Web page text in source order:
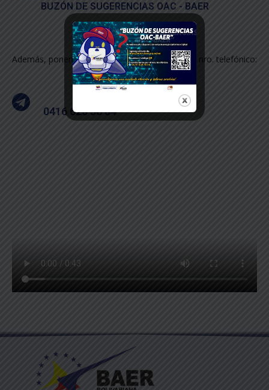
BUZÓN DE SUGERENCIAS OAC - BAER
Además, ponemos a su disposición el siguiente nro. telefónico:
0416 628 36 84